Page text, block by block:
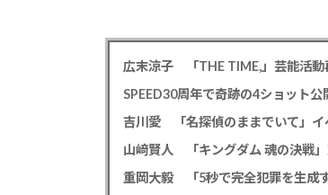
広末涼子 「THE TIME,」芸能活動
SPEED30周年で奇跡の4ショット公
吉川愛 「名探偵のままでいて」イ
山﨑賢人 「キングダム 魂の決戦」